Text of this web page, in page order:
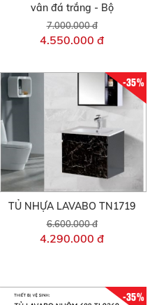
vân đá trắng - Bộ
7.000.000 đ
4.550.000 đ
-35%
TỦ NHỰA LAVABO TN1719
6.600.000 đ
4.290.000 đ
-35%